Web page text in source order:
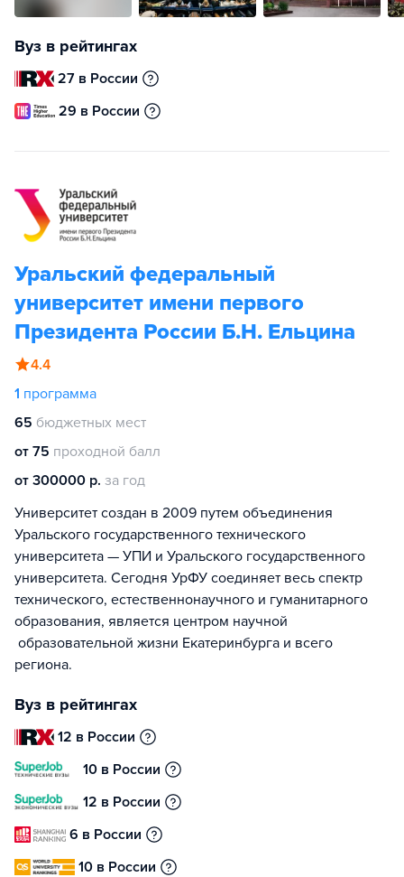
Вуз в рейтингах
27 в России
29 в России
Уральский федеральный
университет имени первого
Президента России Б.Н. Ельцина
4.4
1 программа
65 бюджетных мест
от 75 проходной балл
от 300000 р. за год
Университет создан в 2009 путем объединения
Уральского государственного технического
университета — УПИ и Уральского государственного
университета. Сегодня УрФУ соединяет весь спектр
технического, естественнонаучного и гуманитарного
образования, является центром научной
образовательной жизни Екатеринбурга и всего
региона.
Вуз в рейтингах
12 в России
10 в России
12 в России
6 в России
10 в России